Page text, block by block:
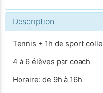
Description
Tennis + 1h de sport
4 à 6 élèves par coach
Horaire: de 9h à 16h